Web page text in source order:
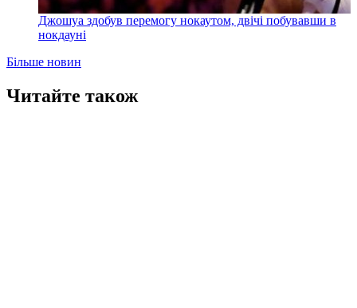
Джошуа здобув перемогу нокаутом, двічі побувавши в
нокдауні
Більше новин
Читайте також